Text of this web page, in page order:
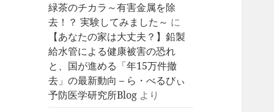
緑茶のチカラ～有害金属を除
去！？ 実験してみました～ に
【あなたの家は大丈夫？】鉛製
給水管による健康被害の恐れ
と、国が進める「年15万件撤
去」の最新動向 – ら・べるびぃ
予防医学研究所Blog より